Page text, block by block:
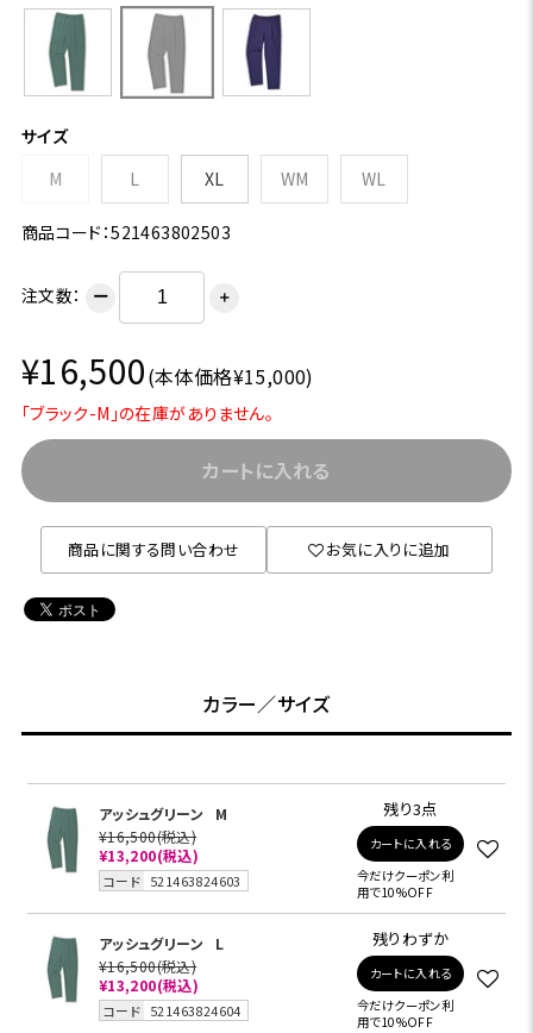
サイズ
M
L XL WM WL
商品コード：521463802503
注文数： ー ＋
¥16,500(本体価格¥15,000)
「ブラック-M」の在庫がありません。
カートに入れる
商品に関する問い合わせ お気に入りに追加
カラー／サイズ
アッシュグリーン
M
¥16,500(税込)
¥13,200(税込)
コード 521463824603
残り3点
カートに入れる
今だけクーポン利
用で10%OFF
アッシュグリーン
L
¥16,500(税込)
¥13,200(税込)
コード 521463824604
残りわずか
カートに入れる
今だけクーポン利
用で10%OFF